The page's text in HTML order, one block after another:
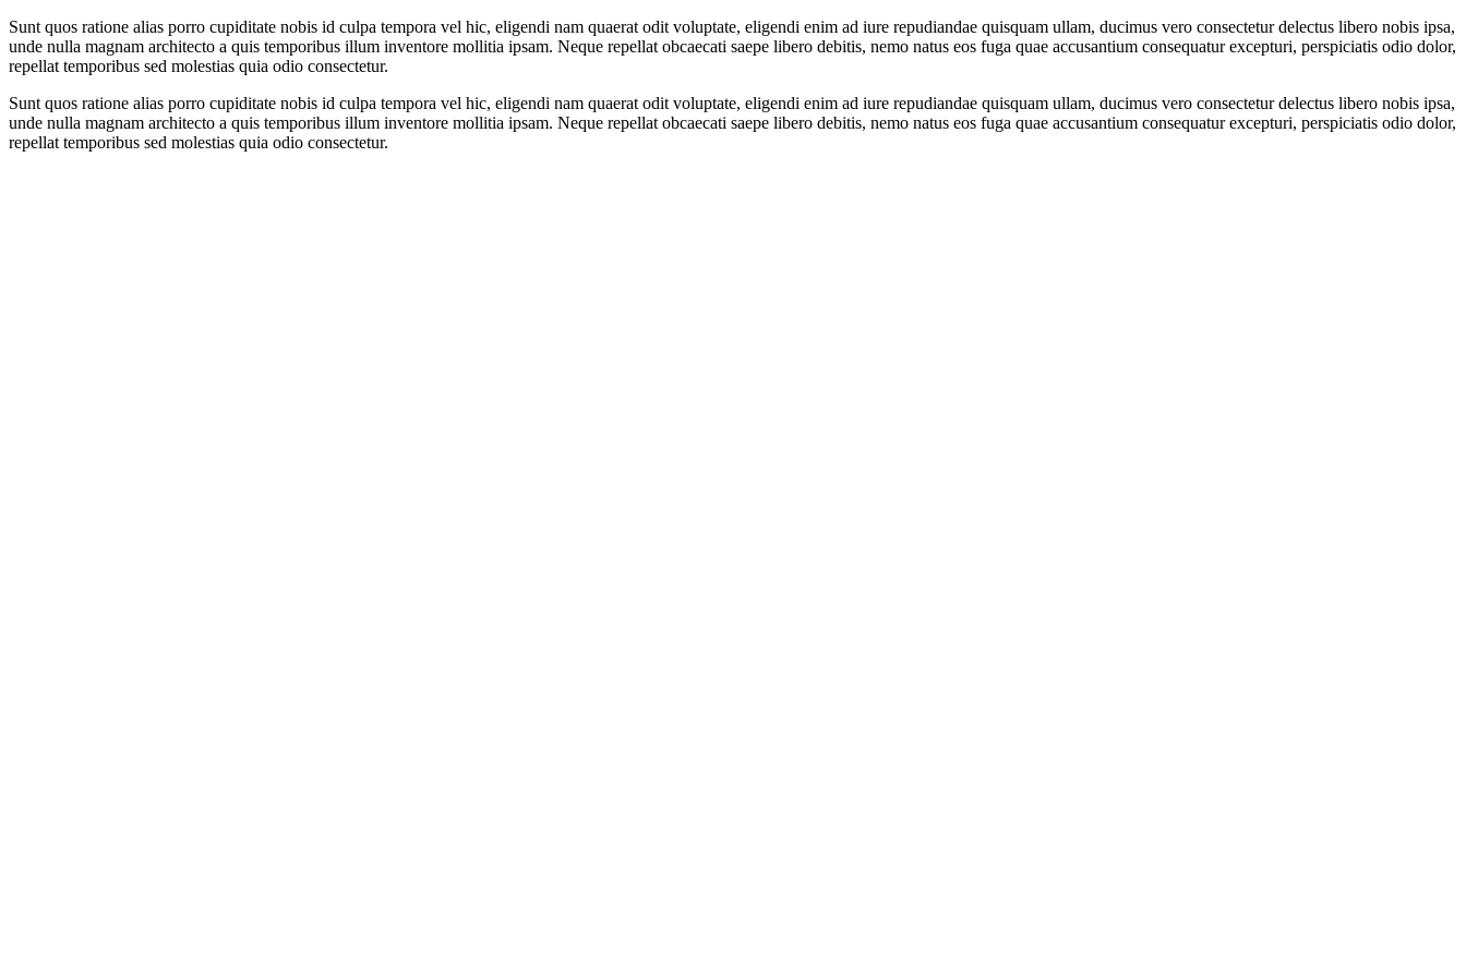
Sunt quos ratione alias porro cupiditate nobis id culpa tempora vel hic, eligendi nam quaerat odit voluptate, eligendi enim ad iure repudiandae quisquam ullam, ducimus vero consectetur delectus libero nobis ipsa,
unde nulla magnam architecto a quis temporibus illum inventore mollitia ipsam. Neque repellat obcaecati saepe libero debitis, nemo natus eos fuga quae accusantium consequatur excepturi, perspiciatis odio dolor,
repellat temporibus sed molestias quia odio consectetur.
Sunt quos ratione alias porro cupiditate nobis id culpa tempora vel hic, eligendi nam quaerat odit voluptate, eligendi enim ad iure repudiandae quisquam ullam, ducimus vero consectetur delectus libero nobis ipsa,
unde nulla magnam architecto a quis temporibus illum inventore mollitia ipsam. Neque repellat obcaecati saepe libero debitis, nemo natus eos fuga quae accusantium consequatur excepturi, perspiciatis odio dolor,
repellat temporibus sed molestias quia odio consectetur.